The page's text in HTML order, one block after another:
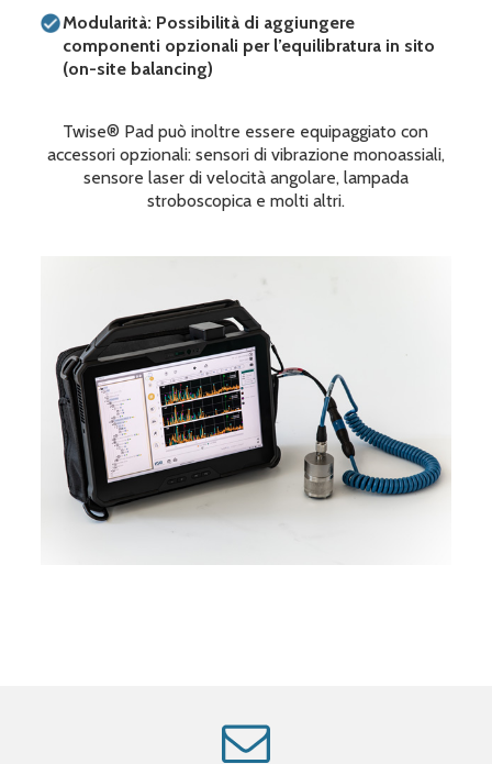
Modularità: Possibilità di aggiungere
componenti opzionali per l’equilibratura in sito
(on-site balancing)
Twise® Pad può inoltre essere equipaggiato con
accessori opzionali: sensori di vibrazione monoassiali,
sensore laser di velocità angolare, lampada
stroboscopica e molti altri.